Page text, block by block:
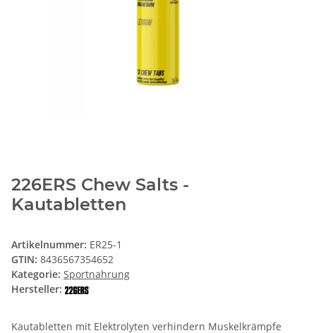
226ERS Chew Salts -
Kautabletten
Artikelnummer: ER25-1
GTIN: 8436567354652
Kategorie: Sportnahrung
Hersteller:
Kautabletten mit Elektrolyten verhindern Muskelkrämpfe